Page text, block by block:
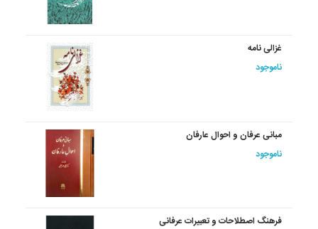
غزالی نامه
ناموجود
مبانی‏ عرفان‏ و احوال‏ عارفان‏
ناموجود
فرهنگ‏ اصطلاحات‏ و تعبیرات‏ عرفانی‏